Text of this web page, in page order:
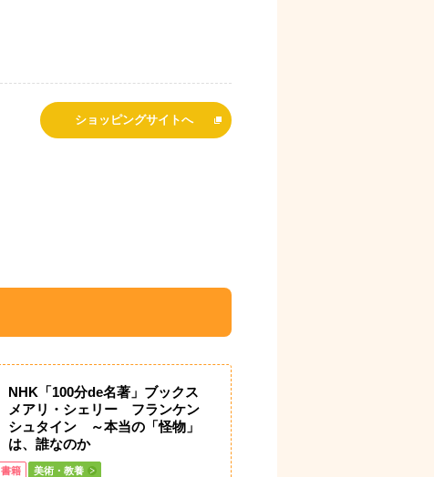
ショッピングサイトへ
NHK「100分de名著」ブックス
メアリ・シェリー フランケン
シュタイン ～本当の「怪物」
は、誰なのか
書籍 美術・教養